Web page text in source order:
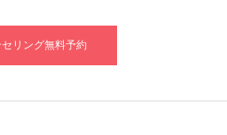
リング無料予約